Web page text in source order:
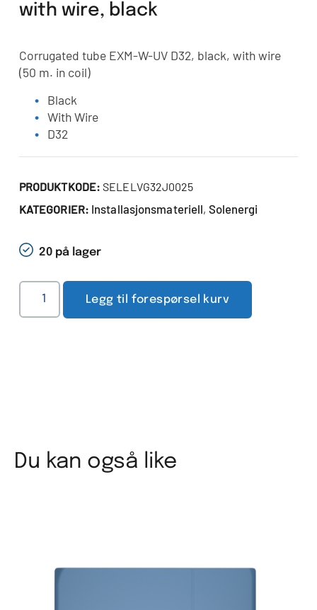
with wire, black
Corrugated tube EXM-W-UV D32, black, with wire
(50 m. in coil)
Black
With Wire
D32
PRODUKTKODE:SELELVG32J0025
KATEGORIER: Installasjonsmateriell, Solenergi
20 på lager
Legg til forespørsel kurv
Du kan også like